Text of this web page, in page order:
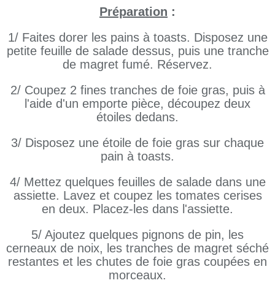
Préparation :
1/ Faites dorer les pains à toasts. Disposez une
petite feuille de salade dessus, puis une tranche
de magret fumé. Réservez.
2/ Coupez 2 fines tranches de foie gras, puis à
l'aide d'un emporte pièce, découpez deux
étoiles dedans.
3/ Disposez une étoile de foie gras sur chaque
pain à toasts.
4/ Mettez quelques feuilles de salade dans une
assiette. Lavez et coupez les tomates cerises
en deux. Placez-les dans l'assiette.
5/ Ajoutez quelques pignons de pin, les
cerneaux de noix, les tranches de magret séché
restantes et les chutes de foie gras coupées en
morceaux.